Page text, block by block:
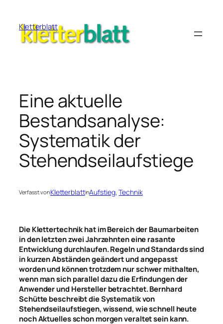
Inhalt
springen
Kletterblatt
Eine aktuelle
Bestandsanalyse:
Systematik der
Stehendseilaufstiege
Verfasst vonKletterblattinAufstieg, Technik
Die Klettertechnik hat im Bereich der Baumarbeiten
in den letzten zwei Jahrzehnten eine rasante
Entwicklung durchlaufen. Regeln und Standards sind
in kurzen Abständen geändert und angepasst
worden und können trotzdem nur schwer mithalten,
wenn man sich parallel dazu die Erfindungen der
Anwender und Hersteller betrachtet. Bernhard
Schütte beschreibt die Systematik von
Stehendseilaufstiegen, wissend, wie schnell heute
noch Aktuelles schon morgen veraltet sein kann.